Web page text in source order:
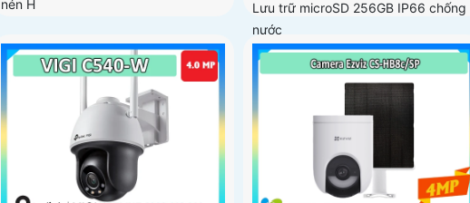
nén H
Lưu trữ microSD 256GB IP66 chống
nước